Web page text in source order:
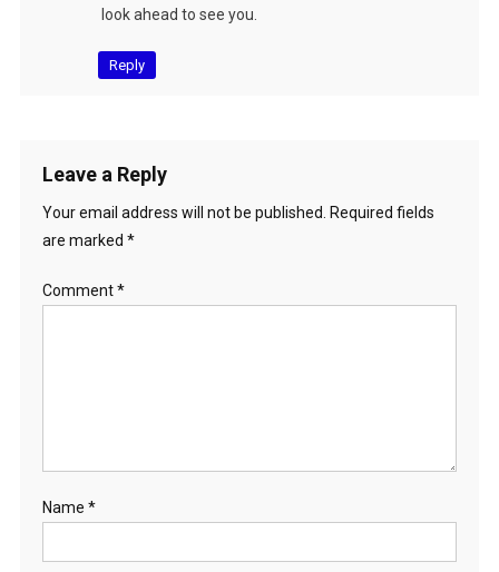
look ahead to see you.
Reply
Leave a Reply
Your email address will not be published.
Required fields
are marked *
Comment*
Name *